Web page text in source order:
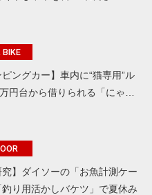
BIKE
ピングカー】車内に“猫専用”ル
円台から借りられる「にゃ…
究】ダイソーの「お魚計測ケー
釣り用活かしバケツ」で夏休み